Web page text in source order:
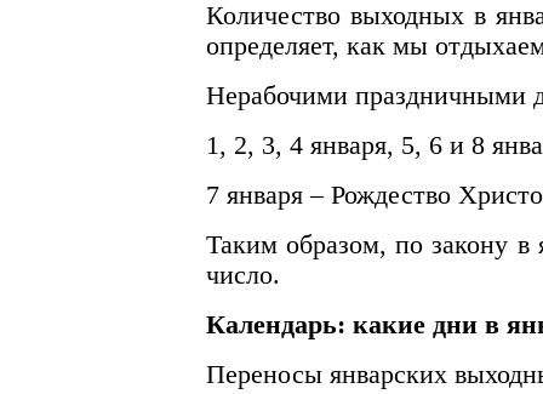
Количество выходных в
определяет, как мы
Нерабочими праздничными
1, 2, 3, 4 января, 5, 6 и 8
7 января – Рождество
Таким образом, по закону
число.
Календарь: какие дни в
Переносы январских